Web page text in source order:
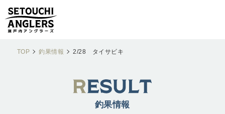
TOP 釣果情報 2/28 タイサビキ
釣果情報